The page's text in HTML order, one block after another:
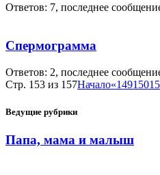
Ответов: 7, последнее
Спермограмма
Ответов: 2, последнее
Стр. 153 из 157Начало«149150
Ведущие рубрики
Папа, мама и малыш